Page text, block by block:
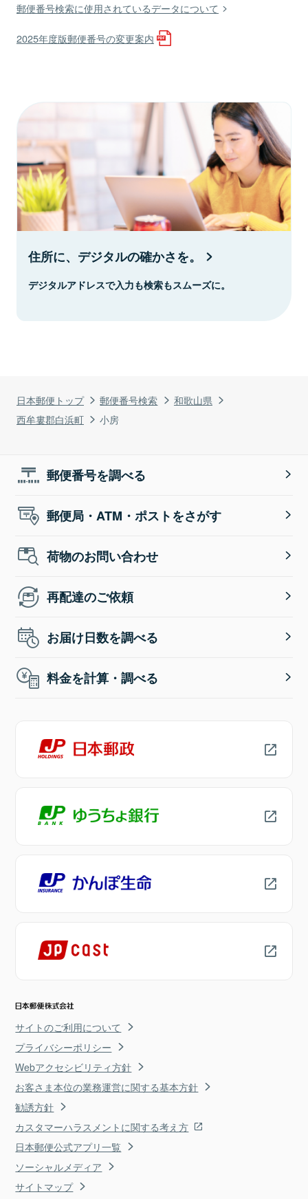
日本郵便トップ 郵便番号検索
和歌山県
西牟婁郡白浜町
小房
郵便番号検索に使用されているデータについて
2025年度版郵便番号の変更案内
住所に、デジタルの確かさを。
デジタルアドレスで入力も検索もスムーズに。
郵便番号を調べる
郵便局・ATM・ポストをさがす
荷物のお問い合わせ
再配達のご依頼
お届け日数を調べる
料金を計算・調べる
サイトのご利用について
プライバシーポリシー
Webアクセシビリティ方針
お客さま本位の業務運営に関する基本方針
勧誘方針
カスタマーハラスメントに関する考え方
日本郵便公式アプリ一覧
ソーシャルメディア
サイトマップ